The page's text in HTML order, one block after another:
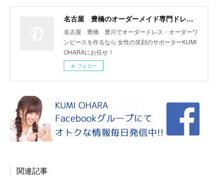
名古屋 豊橋のオーダーメイド専門ドレスデザイナー KUMI OHARA
名古屋 豊橋 豊川でオーダードレス・オーダーワ
ンピースを作るなら 女性の笑顔のサポーターKUMI
OHARAにお任せ！
フォロー
関連記事